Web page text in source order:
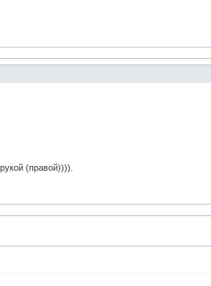
(правой)))).